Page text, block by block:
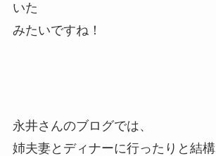
いた
みたいですね！
永井さんのブログでは、
姉夫妻とディナーに行ったりと結構